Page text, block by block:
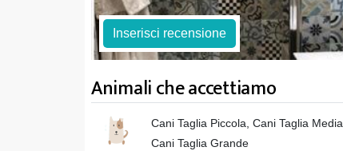
Inserisci recensione
Animali che accettiamo
Cani Taglia Piccola, Cani Taglia Media,
Cani Taglia Grande